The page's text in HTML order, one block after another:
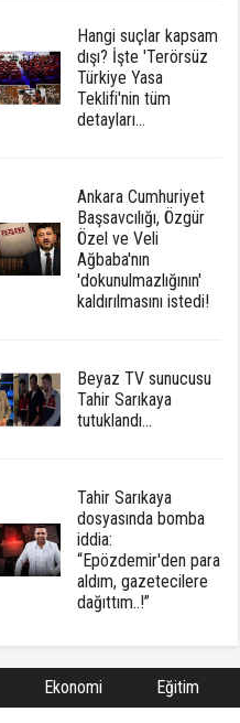
Hangi suçlar kapsam
dışı? İşte 'Terörsüz
Türkiye Yasa
Teklifi'nin tüm
detayları...
Ankara Cumhuriyet
Başsavcılığı, Özgür
Özel ve Veli
Ağbaba'nın
'dokunulmazlığının'
kaldırılmasını istedi!
Beyaz TV sunucusu
Tahir Sarıkaya
tutuklandı...
Tahir Sarıkaya
dosyasında bomba
iddia:
“Epözdemir'den para
aldım, gazetecilere
dağıttım..!”
Ekonomi Eğitim